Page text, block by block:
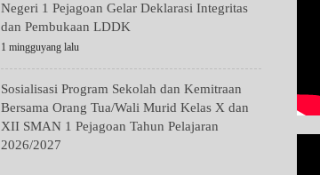
Negeri 1 Pejagoan Gelar Deklarasi Integritas
dan Pembukaan LDDK
1 mingguyang lalu
Sosialisasi Program Sekolah dan Kemitraan
Bersama Orang Tua/Wali Murid Kelas X dan
XII SMAN 1 Pejagoan Tahun Pelajaran
2026/2027